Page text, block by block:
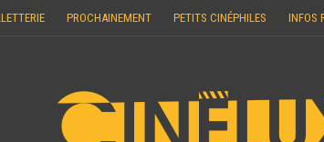
PROCHAINEMENT PETITS CINÉPHILES INFOS